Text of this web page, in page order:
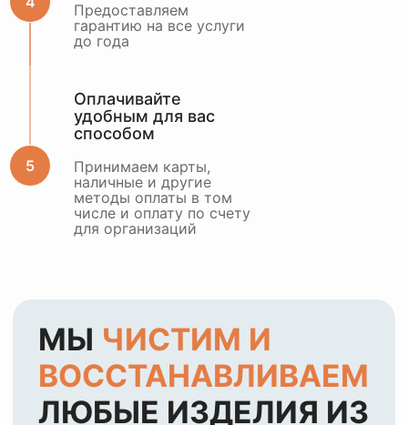
Предоставляем
гарантию на все услуги
до года
Оплачивайте
удобным для вас
способом
Принимаем карты,
наличные и другие
методы оплаты в том
числе и оплату по счету
для организаций